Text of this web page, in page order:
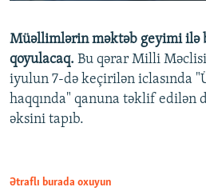
Müəllimlərin məktəb geyimi ilə
qoyulacaq. Bu qərar Milli
iyulun 7-də keçirilən iclasında
haqqında" qanuna təklif edilən
əksini tapıb.
Ətraflı burada oxuyun